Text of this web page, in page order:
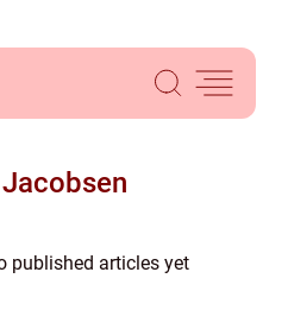
published articles yet